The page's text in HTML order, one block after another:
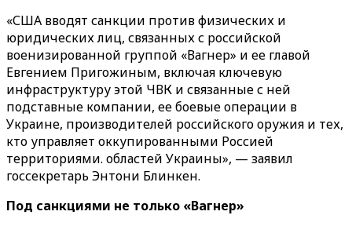
«США вводят санкции против физических и
юридических лиц, связанных с российской
военизированной группой «‎‎Вагнер» и ее главой
Евгением Пригожиным, включая ключевую
инфраструктуру этой ЧВК и связанные с ней
подставные компании, ее боевые операции в
Украине, производителей российского оружия и тех,
кто управляет оккупированными Россией
территориями. областей Украины»‎, — заявил
госсекретарь Энтони Блинкен.
Под санкциями не только «‎Вагнер»‎